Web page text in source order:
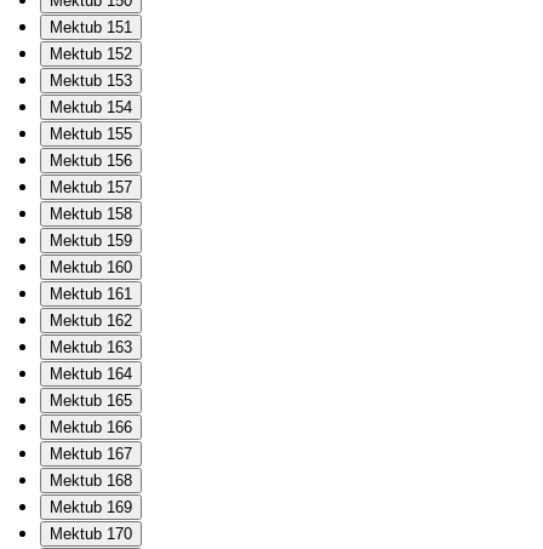
Mektub 151
Mektub 152
Mektub 153
Mektub 154
Mektub 155
Mektub 156
Mektub 157
Mektub 158
Mektub 159
Mektub 160
Mektub 161
Mektub 162
Mektub 163
Mektub 164
Mektub 165
Mektub 166
Mektub 167
Mektub 168
Mektub 169
Mektub 170